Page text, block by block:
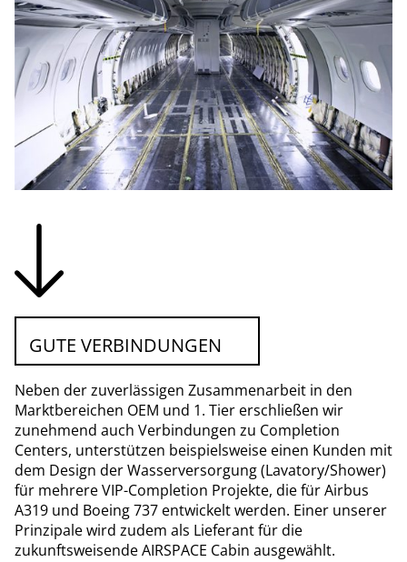
GUTE VERBINDUNGEN
Neben der zuverlässigen Zusammenarbeit in den
Marktbereichen OEM und 1. Tier erschließen wir
zunehmend auch Verbindungen zu Completion
Centers, unterstützen beispielsweise einen Kunden mit
dem Design der Wasserversorgung (Lavatory/Shower)
für mehrere VIP-Completion Projekte, die für Airbus
A319 und Boeing 737 entwickelt werden. Einer unserer
Prinzipale wird zudem als Lieferant für die
zukunftsweisende AIRSPACE Cabin ausgewählt.